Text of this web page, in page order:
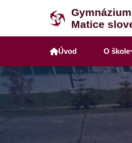
Matice
Úvod O škole